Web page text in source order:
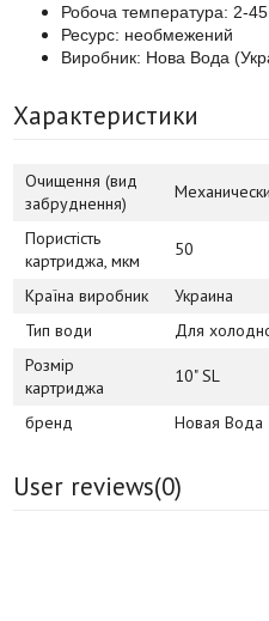
Робоча температура: 2-
Ресурс: необмежений
Виробник: Нова Вода
Характеристики
Очищення (вид
забруднення)
Пористість
картриджа, мкм
50
Країна виробник
Украина
Тип води
Для
Розмір
картриджа
10" SL
бренд Новая Вода
User reviews(0)